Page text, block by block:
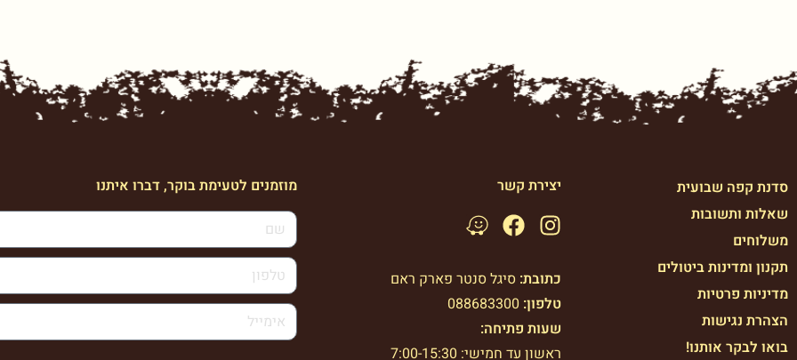
סדנת קפה שבועית
שאלות ותשובות
משלוחים
תקנון ומדינות ביטולים
מדיניות פרטיות
הצהרת נגישות
בואו לבקר אותנו!
יצירת קשר
כתובת: סיגל סנטר פארק ראם
טלפון: 088683300
שעות פתיחה:
ראשון עד חמישי: 7:00-15:30
מוזמנים לטעימת בוקר, דברו איתנו